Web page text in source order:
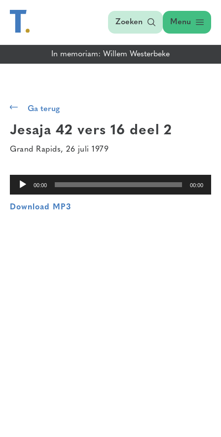
Zoeken Menu
In memoriam: Willem Westerbeke
Ga terug
Jesaja 42 vers 16 deel 2
Grand Rapids, 26 juli 1979
00:00 00:00
Download MP3